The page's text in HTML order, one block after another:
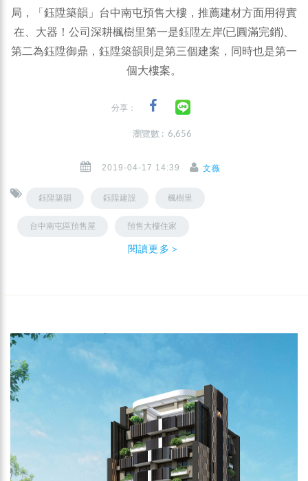
局，「鈺陞築韻」台中南屯預售大樓，推薦建材方面用得實
在、大器！公司深耕楓樹里第一是鈺陞左岸(已圓滿完銷)、
第二為鈺陞御鼎，鈺陞築韻則是第三個建案，同時也是第一
個大樓案。
分享：
瀏覽數 : 6,656
2019-04-17 14:39 文薇
鈺陞築韻 鈺陞建設 楓樹里
台中南屯區預售屋 預售大樓住家
閱讀更多＞